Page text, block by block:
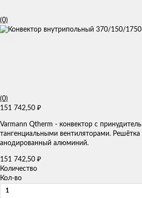
(0)
(0)
151 742,50 ₽
Varmann Qtherm - конвектор с
тангенциальными вентиляторами. Решётка
анодированный алюминий.
151 742,50 ₽
Количество
Кол-во